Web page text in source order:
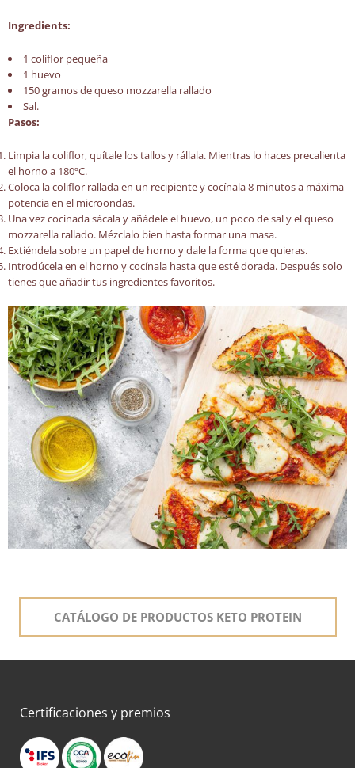
Ingredients:
1 coliflor pequeña
1 huevo
150 gramos de queso mozzarella rallado
Sal.
Pasos:
Limpia la coliflor, quítale los tallos y rállala. Mientras lo haces precalienta
el horno a 180ºC.
Coloca la coliflor rallada en un recipiente y cocínala 8 minutos a máxima
potencia en el microondas.
Una vez cocinada sácala y añádele el huevo, un poco de sal y el queso
mozzarella rallado. Mézclalo bien hasta formar una masa.
Extiéndela sobre un papel de horno y dale la forma que quieras.
Introdúcela en el horno y cocínala hasta que esté dorada. Después solo
tienes que añadir tus ingredientes favoritos.
CATÁLOGO DE PRODUCTOS KETO PROTEIN
Certificaciones y premios